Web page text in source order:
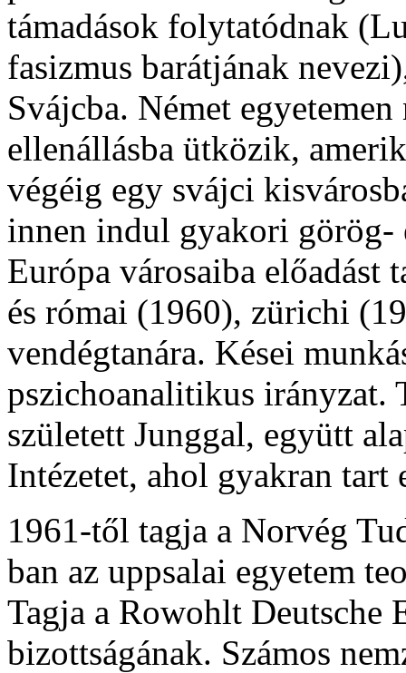
támadások folytatódnak
fasizmus barátjának
Svájcba. Német
ellenállásba ütközik,
végéig egy svájci
innen indul gyakori görög-
Európa városaiba
és római (1960), zürichi
vendégtanára. Kései
pszichoanalitikus
született Junggal, együtt
Intézetet, ahol gyakran tart
1961-től tagja a Norvég
ban az uppsalai egyetem
Tagja a Rowohlt Deutsche
bizottságának. Számos